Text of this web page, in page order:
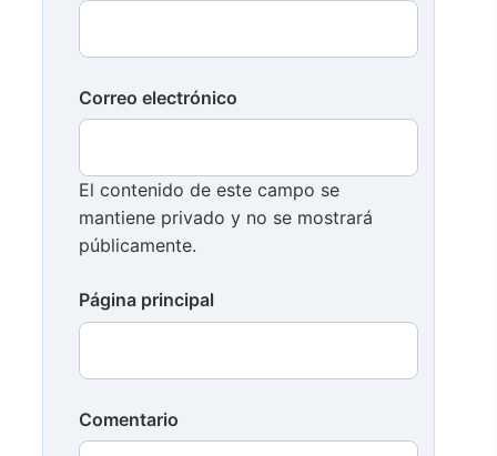
Correo electrónico
El contenido de este campo se
mantiene privado y no se mostrará
públicamente.
Página principal
Comentario